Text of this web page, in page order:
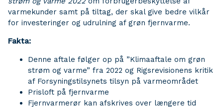
varmekunder samt på tiltag, der skal give bedre vilkår
for investeringer og udrulning af grøn fjernvarme.
Fakta:
Denne aftale følger op på ”Klimaaftale om grøn
strøm og varme” fra 2022 og Rigsrevisionens kritik
af Forsyningstilsynets tilsyn på varmeområdet
Prisloft på fjernvarme
Fjernvarmerør kan afskrives over længere tid